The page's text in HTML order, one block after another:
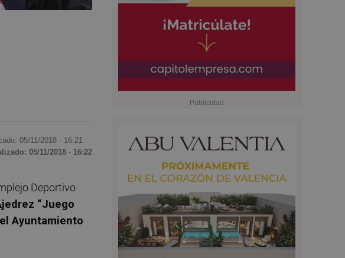
05/11/2018 · 16:21
05/11/2018 · 16:22
Deportivo
“Juego
Ayuntamiento